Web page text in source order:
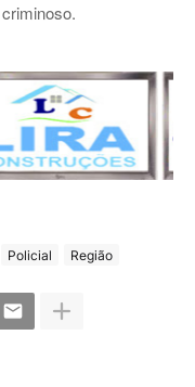
Policial Região